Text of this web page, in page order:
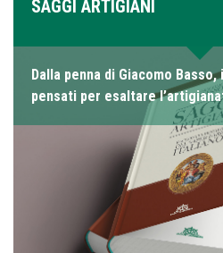
SAGGI ARTIGIANI
Dalla penna di Giacomo
pensati per esaltare